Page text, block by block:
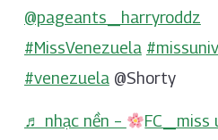
@pageants_harryroddz
#MissVenezuela
#venezuela@Shorty
♬ nhạc nền – FC_miss